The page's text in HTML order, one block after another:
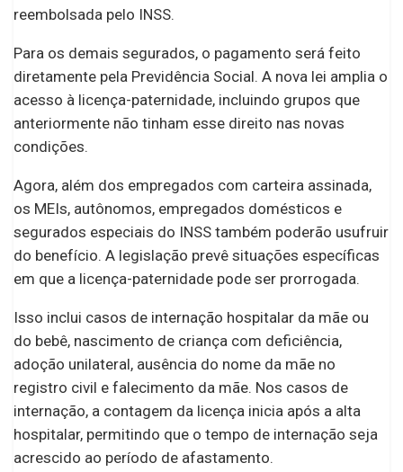
reembolsada pelo INSS.
Para os demais segurados, o pagamento será feito
diretamente pela Previdência Social. A nova lei amplia o
acesso à licença-paternidade, incluindo grupos que
anteriormente não tinham esse direito nas novas
condições.
Agora, além dos empregados com carteira assinada,
os MEIs, autônomos, empregados domésticos e
segurados especiais do INSS também poderão usufruir
do benefício. A legislação prevê situações específicas
em que a licença-paternidade pode ser prorrogada.
Isso inclui casos de internação hospitalar da mãe ou
do bebê, nascimento de criança com deficiência,
adoção unilateral, ausência do nome da mãe no
registro civil e falecimento da mãe. Nos casos de
internação, a contagem da licença inicia após a alta
hospitalar, permitindo que o tempo de internação seja
acrescido ao período de afastamento.